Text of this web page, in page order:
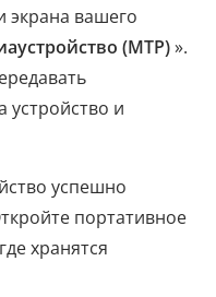
экрана вашего
(MTP)».
и
успешно
портативное
хранятся